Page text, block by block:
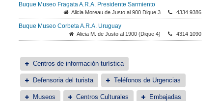
Buque Museo Fragata A.R.A. Presidente Sarmiento
Alicia Moreau de Justo al 900 Dique 3 4334 9386
Buque Museo Corbeta A.R.A. Uruguay
Alicia M. de Justo al 1900 (Dique 4) 4314 1090
Centros de información turística
Defensoria del turista Teléfonos de Urgencias
Museos Centros Culturales Embajadas